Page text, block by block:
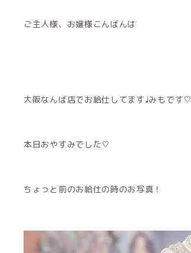
ご主人様、お嬢様こんばんは
大阪なんば店でお給仕してます♩みもです♡
本日おやすみでした♡
ちょっと前のお給仕の時のお写真！